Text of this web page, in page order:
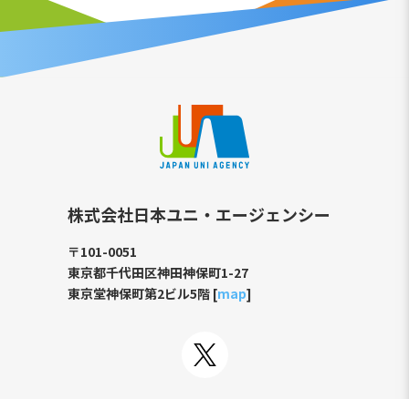
株式会社日本ユニ・エージェンシー
〒101-0051
東京都千代田区神田神保町1-27
東京堂神保町第2ビル5階 [map]